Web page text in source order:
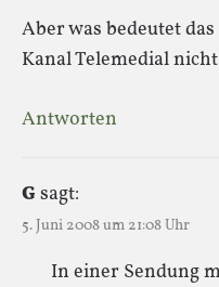
Aber was bedeutet
Kanal Telemedial
Antworten
G sagt:
5. Juni 2008 um 21:08 Uhr
In einer Sendung